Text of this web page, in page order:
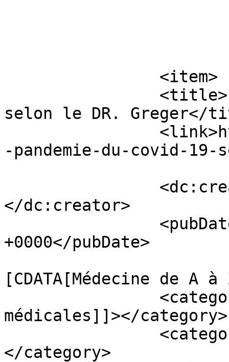
selon le DR. Greger</
-pandemie-du-covid-
</dc:creator>
+0000</pubDate>
[CDATA[Médecine de A
médicales]]></category>
</category>